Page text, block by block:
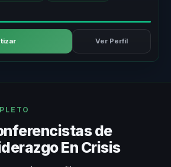
Ver Perfil
de
En Crisis